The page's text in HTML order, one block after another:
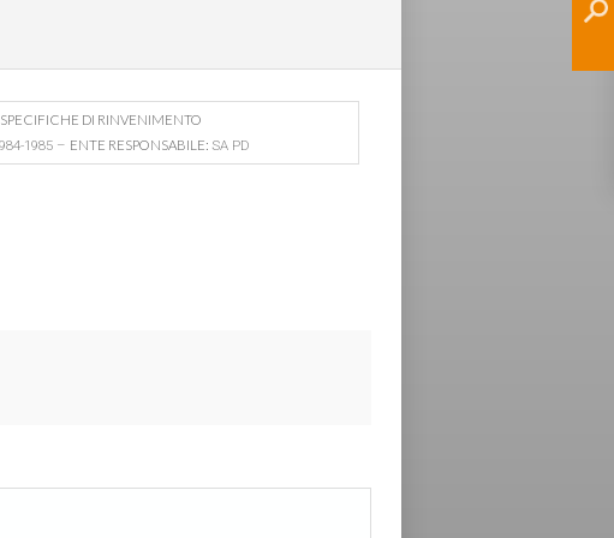
SPECIFICHE DI RINVENIMENTO
1985 – ENTE RESPONSABILE: SA PD